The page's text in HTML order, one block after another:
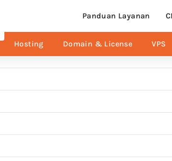
Panduan Layanan
Hosting Domain & License VPS